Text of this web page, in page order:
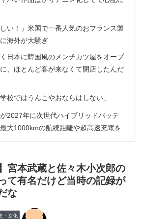
い！」米国で一番人気のおフランス製
海外が大騒ぎ
日本に韓国風のメンチカツ屋をオープ
、ほとんど客が来なくて閉店したんだ
校ではうんこやおならはしない」
2027年に次世代ハイブリッドバッテ
大1000kmの航続距離や超高速充電を
カル検査をパス！現地サポが歓迎！ア
祝福！【海外の反応】
のラーメン屋に世界が騒然！←「なん
」（海外の反応）
宮本武蔵と佐々木小次郎の
て有名だけど当時の記録が
な
・文化